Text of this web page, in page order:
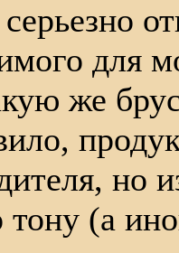
для
же
но
тону (а